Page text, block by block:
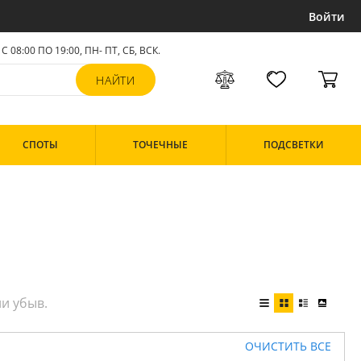
Войти
С 08:00 ПО 19:00, ПН- ПТ, СБ, ВСК.
СПОТЫ ТОЧЕЧНЫЕ ПОДСВЕТКИ
ОЧИСТИТЬ ВСЕ